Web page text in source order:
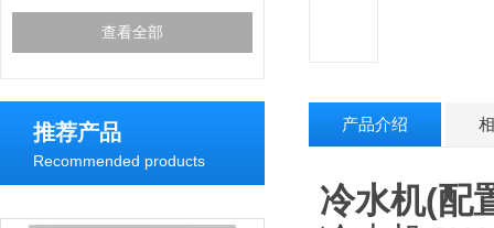
查看全部
推荐产品
Recommended products
产品介绍
冷水机(配